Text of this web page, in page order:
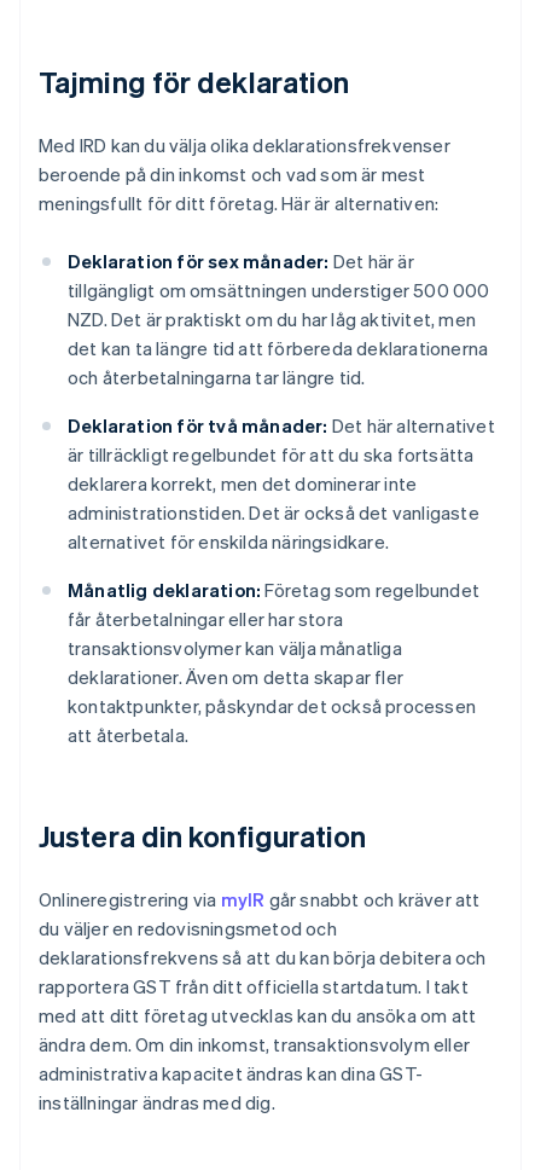
Tajming för deklaration
Med IRD kan du välja olika deklarationsfrekvenser
beroende på din inkomst och vad som är mest
meningsfullt för ditt företag. Här är alternativen:
Deklaration för sex månader: Det här är
tillgängligt om omsättningen understiger 500 000
NZD. Det är praktiskt om du har låg aktivitet, men
det kan ta längre tid att förbereda deklarationerna
och återbetalningarna tar längre tid.
Deklaration för två månader: Det här alternativet
är tillräckligt regelbundet för att du ska fortsätta
deklarera korrekt, men det dominerar inte
administrationstiden. Det är också det vanligaste
alternativet för enskilda näringsidkare.
Månatlig deklaration: Företag som regelbundet
får återbetalningar eller har stora
transaktionsvolymer kan välja månatliga
deklarationer. Även om detta skapar fler
kontaktpunkter, påskyndar det också processen
att återbetala.
Justera din konfiguration
Onlineregistrering via myIR går snabbt och kräver att
du väljer en redovisningsmetod och
deklarationsfrekvens så att du kan börja debitera och
rapportera GST från ditt officiella startdatum. I takt
med att ditt företag utvecklas kan du ansöka om att
ändra dem. Om din inkomst, transaktionsvolym eller
administrativa kapacitet ändras kan dina GST-
inställningar ändras med dig.